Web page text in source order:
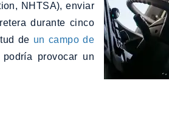
NHTSA), enviar
durante cinco
de un campo de
provocar un